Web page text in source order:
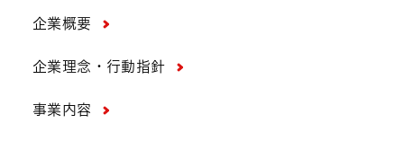
企業概要
企業理念・行動指針
事業内容